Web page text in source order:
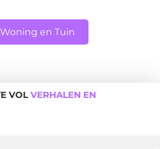
Woning en Tuin
VOL VERHALEN EN